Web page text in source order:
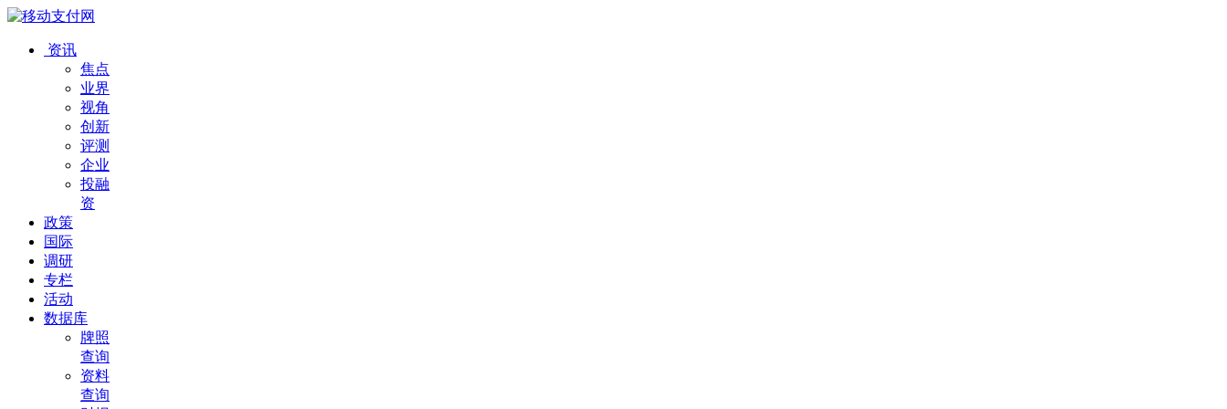
资讯
焦点
业界
视角
创新
评测
企业
投融
资
政策
国际
调研
专栏
活动
数据库
牌照
查询
资料
查询